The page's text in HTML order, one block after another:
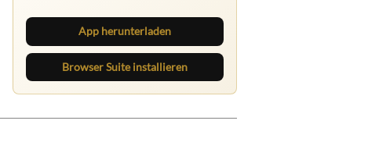
App herunterladen
Browser Suite installieren